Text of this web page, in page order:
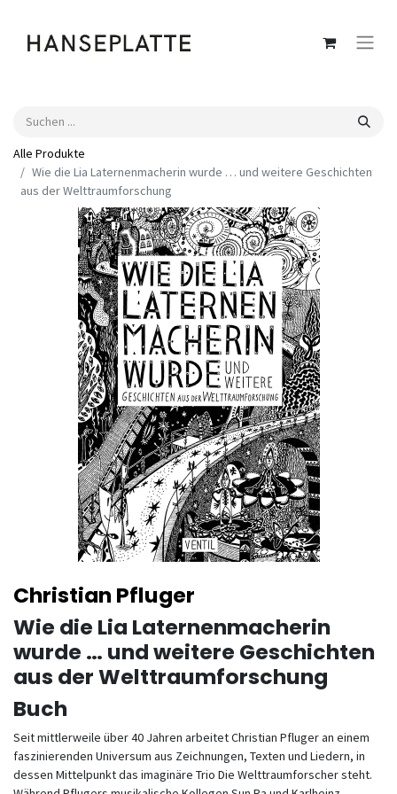
Alle Produkte
Wie die Lia Laternenmacherin wurde … und weitere Geschichten
aus der Welttraumforschung
Christian Pfluger
Wie die Lia Laternenmacherin
wurde … und weitere Geschichten
aus der Welttraumforschung
Buch
Seit mittlerweile über 40 Jahren arbeitet Christian Pfluger an einem
faszinierenden Universum aus Zeichnungen, Texten und Liedern, in
dessen Mittelpunkt das imaginäre Trio Die Welttraumforscher steht.